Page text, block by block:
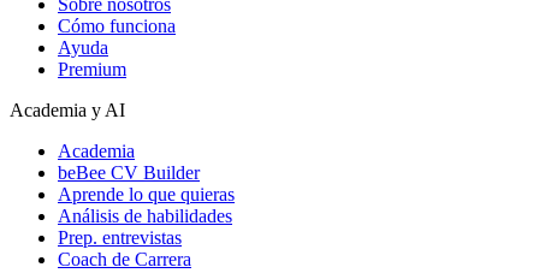
Cómo funciona
Ayuda
Premium
Academia y AI
Academia
beBee CV Builder
Aprende lo que quieras
Análisis de habilidades
Prep. entrevistas
Coach de Carrera